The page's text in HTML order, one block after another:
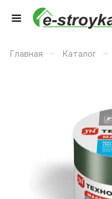
Главная – Каталог –